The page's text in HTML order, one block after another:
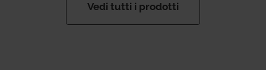
Vedi tutti i prodotti